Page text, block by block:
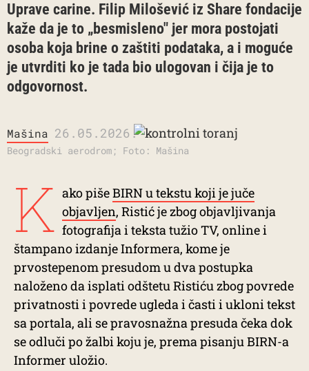
Uprave carine. Filip Milošević iz Share fondacije
kaže da je to „besmisleno" jer mora postojati
osoba koja brine o zaštiti podataka, a i moguće
je utvrditi ko je tada bio ulogovan i čija je to
odgovornost.
Mašina 26.05.2026.
Beogradski aerodrom; Foto: Mašina
K ako pišeBIRN u tekstu koji je juče
objavljen, Ristić je zbog objavljivanja
fotografija i teksta tužio TV, online i
štampano izdanje Informera, kome je
prvostepenom presudom u dva postupka
naloženo da isplati odštetu Ristiću zbog povrede
privatnosti i povrede ugleda i časti i ukloni tekst
sa portala, ali se pravosnažna presuda čeka dok
se odluči po žalbi koju je, prema pisanju BIRN-a
Informer uložio.